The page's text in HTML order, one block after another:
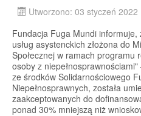
Utworzono: 03 styczeń 2022
Fundacja Fuga Mundi
usług asystenckich złożona do
Społecznej w ramach programu
osoby z
ze środków Solidarnościowego
Niepełnosprawnych, została
zaakceptowanych do
ponad 30% mniejszą niż